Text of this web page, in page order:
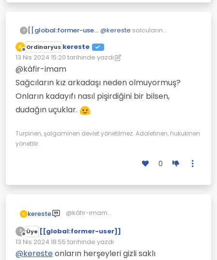
? [[global:former-user]] @kereste solcuların
dedim. Öyle umumhaneye
işleri düşmez. Sağcıların yani
K
Çevrimdışı
Ordinaryus kereste
13 Nis 2024 15:20 tarihinde yazdı
Son düzenleyen: kereste
@kâfir-imam
Sağcıların kız arkadaşı neden olmuyormuş?
Onların kadayıfı nasıl pişirdiğini bir bilsen,
dudağın uçuklar.
Turpinen, şalgaminen devlet yönetilmez. Adaletinen, hukukinen
yönetilir.
0
K kereste
@kâfir-imam
olmuyormuş?
Onların kadayıfı nasıl pişirdiğini bir bilsen,
dudağın uçuklar.
?
Çevrimdışı
Üye [[global:former-user]]
13 Nis 2024 18:55 tarihinde yazdı
Son düzenleyen:
@keresteonların herşeyleri gizli saklı